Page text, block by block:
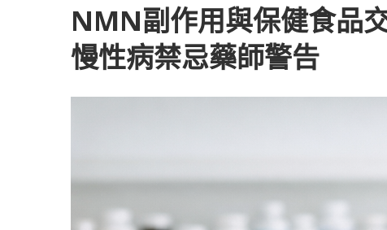
NMN副作用與保健食品
慢性病禁忌藥師警告